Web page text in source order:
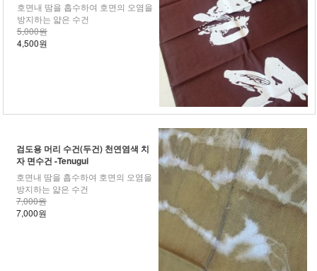
호면내 땀을 흡수하여 호면의 오염을
방지하는 얇은 수건
5,000원
4,500원
검도용 머리 수건(두건) 천연염색 치
자 면수건 -Tenugui
호면내 땀을 흡수하여 호면의 오염을
방지하는 얇은 수건
7,000원
7,000원